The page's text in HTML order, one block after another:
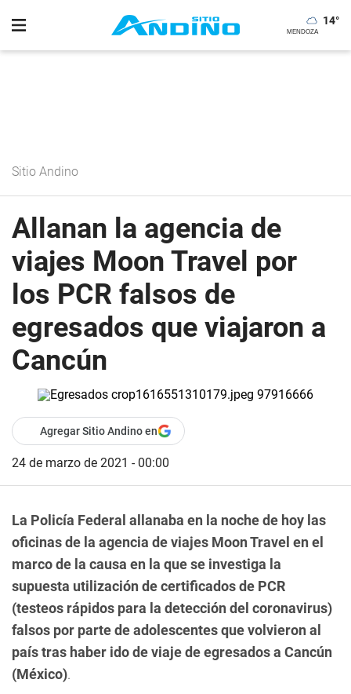
14°
Sitio Andino
Allanan la agencia de
viajes Moon Travel por
los PCR falsos de
egresados que viajaron a
Cancún
Agregar Sitio Andino en
24 de marzo de 2021 - 00:00
La Policía Federal allanaba en la noche de hoy las
oficinas de la agencia de viajes Moon Travel en el
marco de la causa en la que se investiga la
supuesta utilización de certificados de PCR
(testeos rápidos para la detección del coronavirus)
falsos por parte de adolescentes que volvieron al
país tras haber ido de viaje de egresados a Cancún
(México).